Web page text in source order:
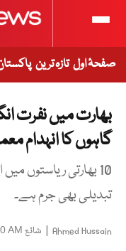
صفحۂ اول تازہ ترین
بھارت میں نفرت
گاہوں کا انہدام
10 بھارتی
تبدیلی بھی جرم ہے۔
Ahmed Hussain
| شائع AM